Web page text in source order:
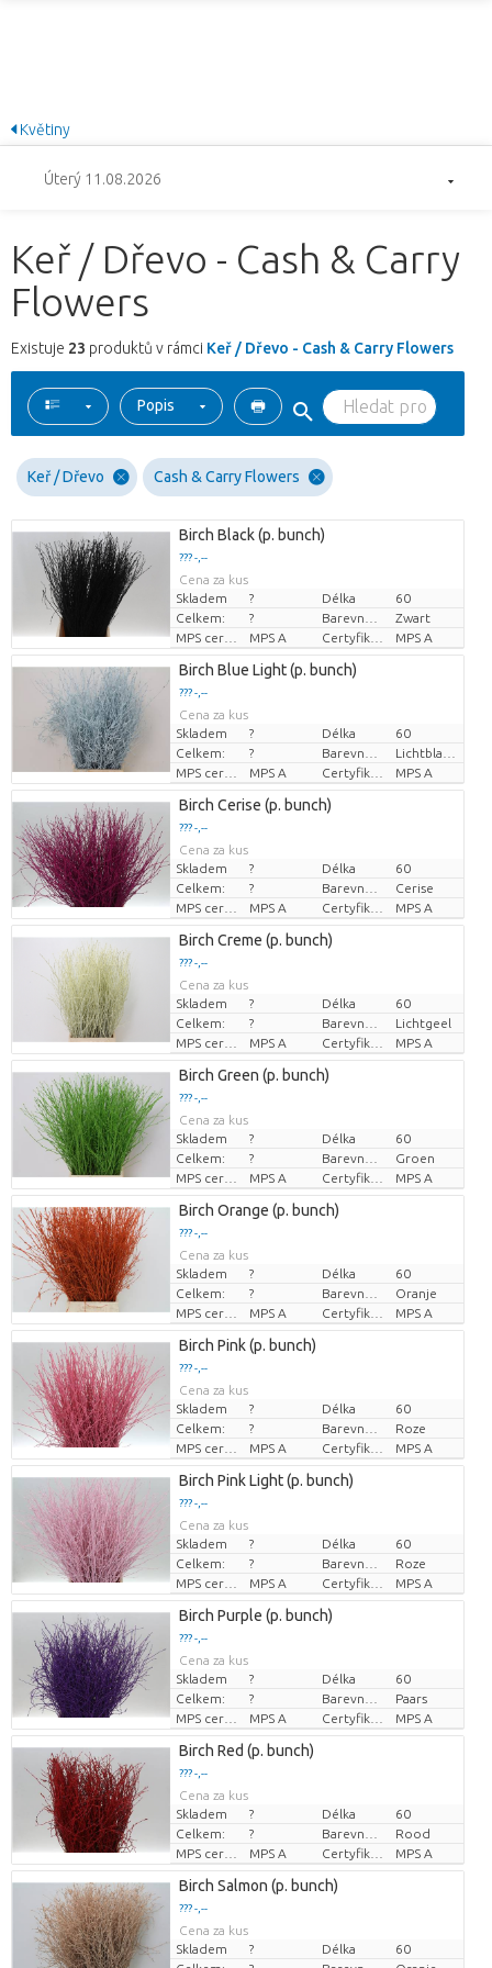
Květiny
Úterý 11.08.2026
Keř / Dřevo - Cash & Carry
Flowers
Existuje 23 produktů v rámci Keř / Dřevo - Cash & Carry Flowers
Popis
Keř / Dřevo Cash & Carry Flowers
Birch Black (p. bunch)
??? -,--
Cena za kus
Skladem
? Délka
60
Celkem:
?
Zwart
MPS certifikace.
MPS A MPS A
Birch Blue Light (p. bunch)
??? -,--
Cena za kus
Skladem
? Délka
60
Celkem:
?
MPS certifikace.
MPS A MPS A
Birch Cerise (p. bunch)
??? -,--
Cena za kus
Skladem
? Délka
60
Celkem:
?
Cerise
MPS certifikace.
MPS A MPS A
Birch Creme (p. bunch)
??? -,--
Cena za kus
Skladem
? Délka
60
Celkem:
?
Lichtgeel
MPS certifikace.
MPS A MPS A
Birch Green (p. bunch)
??? -,--
Cena za kus
Skladem
? Délka
60
Celkem:
?
Groen
MPS certifikace.
MPS A MPS A
Birch Orange (p. bunch)
??? -,--
Cena za kus
Skladem
? Délka
60
Celkem:
?
Oranje
MPS certifikace.
MPS A MPS A
Birch Pink (p. bunch)
??? -,--
Cena za kus
Skladem
? Délka
60
Celkem:
?
Roze
MPS certifikace.
MPS A MPS A
Birch Pink Light (p. bunch)
??? -,--
Cena za kus
Skladem
? Délka
60
Celkem:
?
Roze
MPS certifikace.
MPS A MPS A
Birch Purple (p. bunch)
??? -,--
Cena za kus
Skladem
? Délka
60
Celkem:
?
Paars
MPS certifikace.
MPS A MPS A
Birch Red (p. bunch)
??? -,--
Cena za kus
Skladem
? Délka
60
Celkem:
?
Rood
MPS certifikace.
MPS A MPS A
Birch Salmon (p. bunch)
??? -,--
Cena za kus
Skladem
? Délka
60